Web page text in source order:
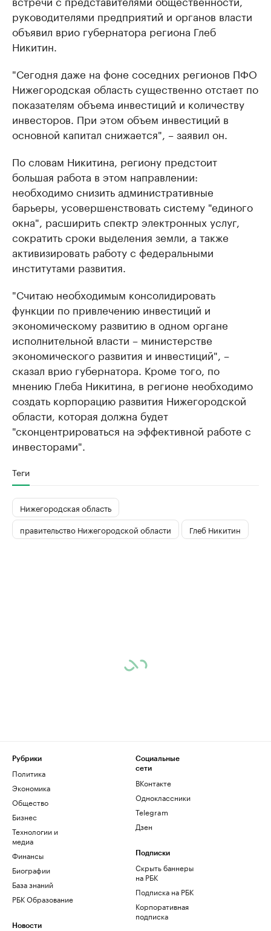
руководителями предприятий и органов власти
объявил врио губернатора региона Глеб
Никитин.
"Сегодня даже на фоне соседних регионов ПФО
Нижегородская область существенно отстает по
показателям объема инвестиций и количеству
инвесторов. При этом объем инвестиций в
основной капитал снижается", – заявил он.
По словам Никитина, региону предстоит
большая работа в этом направлении:
необходимо снизить административные
барьеры, усовершенствовать систему "единого
окна", расширить спектр электронных услуг,
сократить сроки выделения земли, а также
активизировать работу с федеральными
институтами развития.
"Считаю необходимым консолидировать
функции по привлечению инвестиций и
экономическому развитию в одном органе
исполнительной власти – министерстве
экономического развития и инвестиций", –
сказал врио губернатора. Кроме того, по
мнению Глеба Никитина, в регионе необходимо
создать корпорацию развития Нижегородской
области, которая должна будет
"сконцентрироваться на эффективной работе с
инвесторами".
Теги
Нижегородская область
правительство Нижегородской области
Глеб Никитин
Рубрики
Политика
Экономика
Общество
Бизнес
Технологии и
медиа
Финансы
Биографии
База знаний
РБК Образование
Новости
Социальные
сети
ВКонтакте
Одноклассники
Telegram
Дзен
Подписки
Скрыть баннеры
на РБК
Подписка на РБК
Корпоративная
подписка